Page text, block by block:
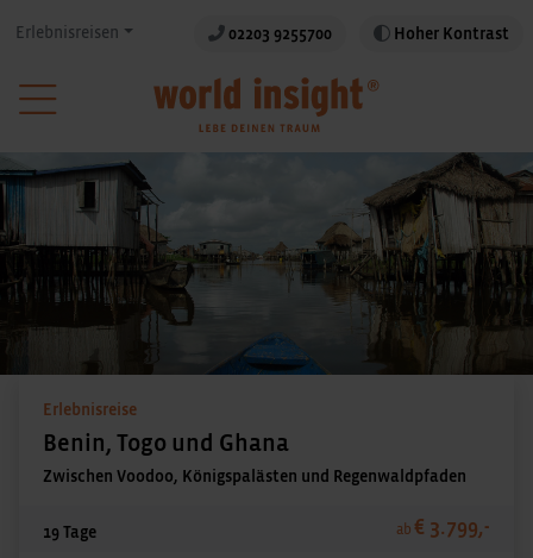
Erlebnisreisen 02203 9255700 Hoher Kontrast
Erlebnisreise
Benin, Togo und Ghana
Zwischen Voodoo, Königspalästen und Regenwaldpfaden
19 Tage ab € 3.799,-